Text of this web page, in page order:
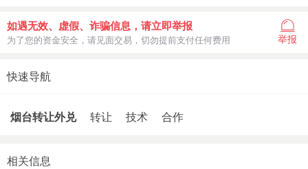
如遇无效、虚假、诈骗信息，请立即举报
为了您的资金安全，请见面交易，切勿提前支付任何费用 举报
快速导航
烟台转让外兑 转让 技术 合作
相关信息